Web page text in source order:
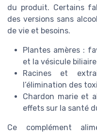
du produit. Certains
des versions sans
de vie et besoins.
Plantes amères :
et la vésicule biliaire
Racines et
l’élimination des
Chardon marie et
effets sur la santé
Ce complément